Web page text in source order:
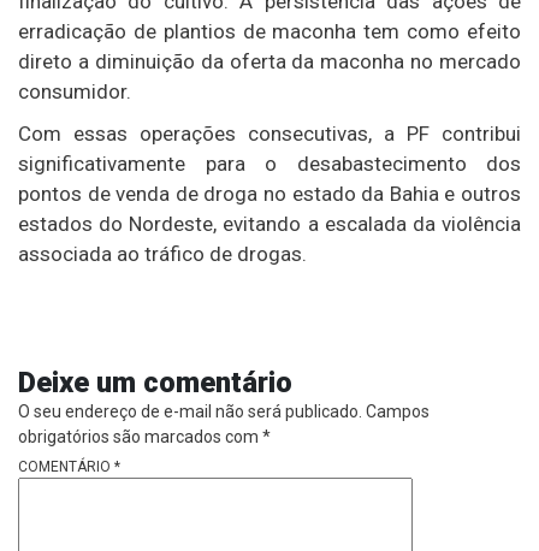
erradicação de plantios de maconha tem como efeito
direto a diminuição da oferta da maconha no mercado
consumidor.
Com essas operações consecutivas, a PF contribui
significativamente para o desabastecimento dos
pontos de venda de droga no estado da Bahia e outros
estados do Nordeste, evitando a escalada da violência
associada ao tráfico de drogas.
Deixe um comentário
O seu endereço de e-mail não será publicado. Campos
obrigatórios são marcados com *
COMENTÁRIO *